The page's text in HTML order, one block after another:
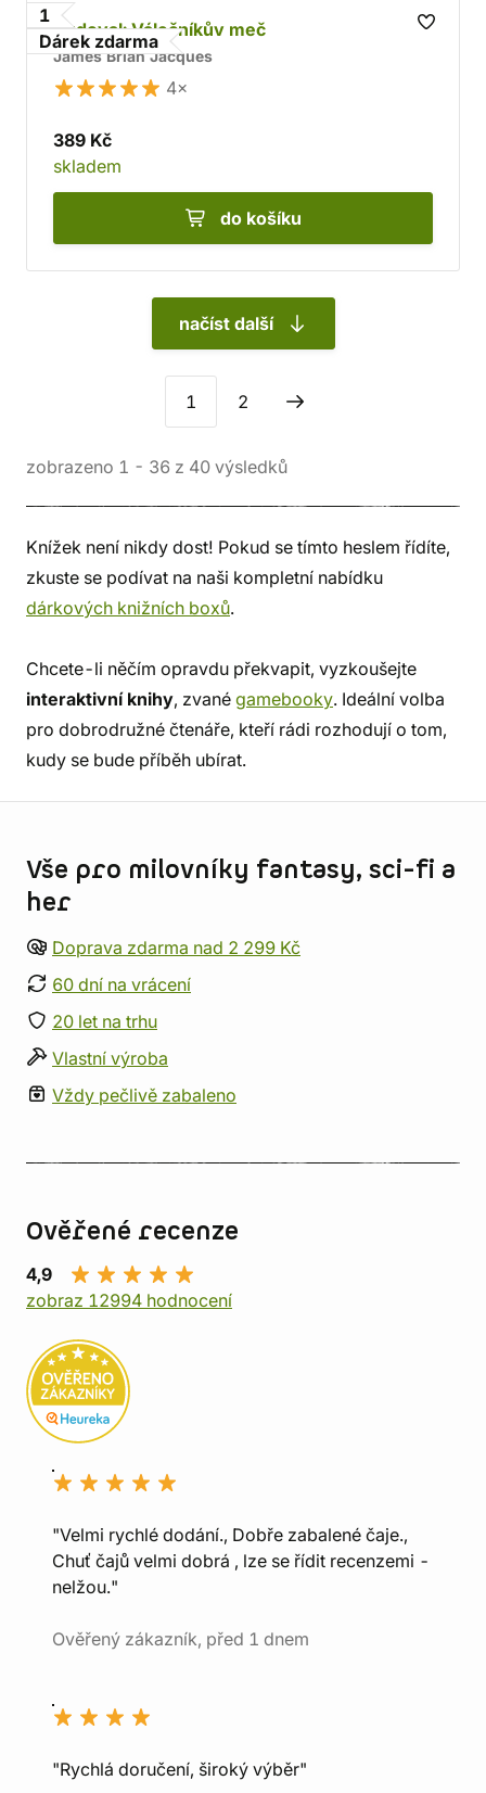
1
Dárek zdarma
Rudoval: Válečníkův meč
James Brian Jacques
4×
389 Kč
skladem
do košíku
načíst další
1 2
zobrazeno 1 - 36 z 40 výsledků
Knížek není nikdy dost! Pokud se tímto heslem řídíte,
zkuste se podívat na naši kompletní nabídku
dárkových knižních boxů.
Chcete-li něčím opravdu překvapit, vyzkoušejte
interaktivní knihy, zvané gamebooky. Ideální volba
pro dobrodružné čtenáře, kteří rádi rozhodují o tom,
kudy se bude příběh ubírat.
Vše pro milovníky fantasy, sci-fi a
her
Doprava zdarma nad 2 299 Kč
60 dní na vrácení
20 let na trhu
Vlastní výroba
Vždy pečlivě zabaleno
Ověřené recenze
4,9
zobraz 12994 hodnocení
"Velmi rychlé dodání., Dobře zabalené čaje.,
Chuť čajů velmi dobrá , lze se řídit recenzemi -
nelžou."
Ověřený zákazník, před 1 dnem
"Rychlá doručení, široký výběr"